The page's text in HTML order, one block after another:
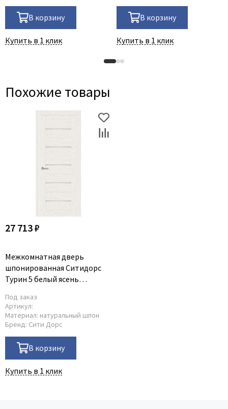
В корзину
Купить в 1 клик
В корзину
Купить в 1 клик
Похожие товары
27 713 ₽
Межкомнатная дверь
шпонированная Ситидорс
Турин 5 белый ясень
Под заказ
Артикул:
Материал: натуральный шпон
Бренд: Сити Дорс
В корзину
Купить в 1 клик